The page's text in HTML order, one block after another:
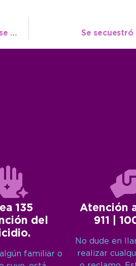
Junto a Cultura, la 16º edición de la Feria del Libro y las Artes se puso en marcha Se
135
del
familiar o
Atención
911 |
No dude en
realizar